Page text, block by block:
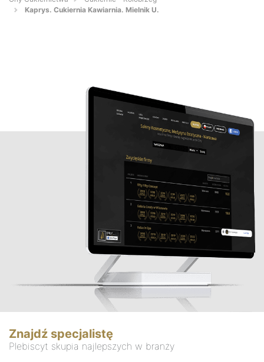
Kaprys. Cukiernia Kawiarnia. Mielnik U.
Znajdź specjalistę
Plebiscyt skupia najlepszych w branży